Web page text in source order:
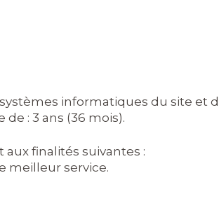
informatiques du site et
de : 3 ans (36 mois).
finalités suivantes :
meilleur service.